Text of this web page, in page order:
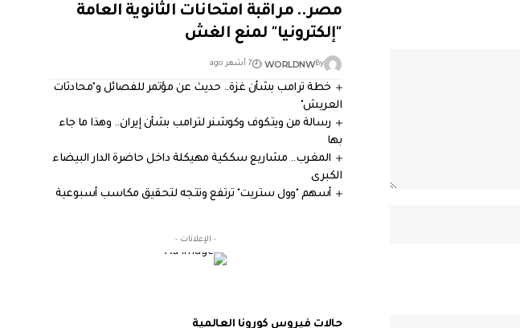
مصر.. مراقبة امتحانات الثانوية العامة
"إلكترونيا" لمنع الغش
By
WORLDNW 7 أشهر ago
خطة ترامب بشأن غزة.. حديث عن مؤتمر للفصائل و"محادثات
العريش"
رسالة من ويتكوف وكوشنر لترامب بشأن إيران.. وهذا ما جاء
بها
المغرب.. مشاريع سككية مهيكلة داخل حاضرة الدار البيضاء
الكبرى
أسهم "وول ستريت" ترتفع وتتجه لتحقيق مكاسب أسبوعية
- الإعلانات -
حالات فيروس كورونا العالمية